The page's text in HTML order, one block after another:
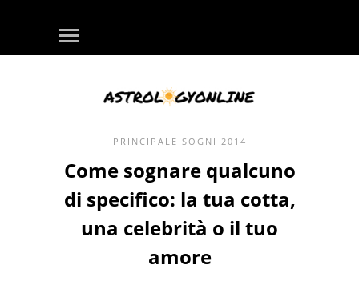
PRINCIPALE SOGNI 2014
Come sognare qualcuno
di specifico: la tua cotta,
una celebrità o il tuo
amore